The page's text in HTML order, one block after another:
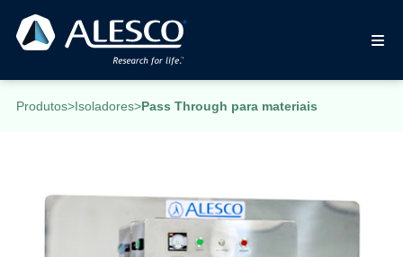
Produtos>Isoladores>Pass Through para materiais